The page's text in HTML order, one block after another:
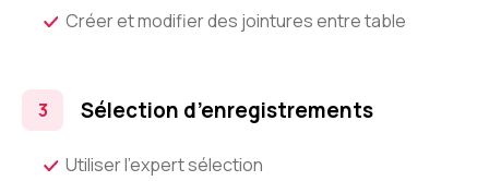
Créer et modifier des jointures entre table
Sélection d’enregistrements
Utiliser l’expert sélection